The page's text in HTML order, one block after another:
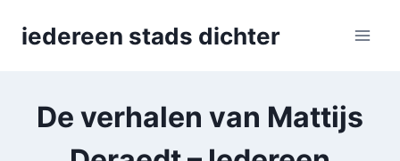
iedereen stads dichter
De verhalen van Mattijs